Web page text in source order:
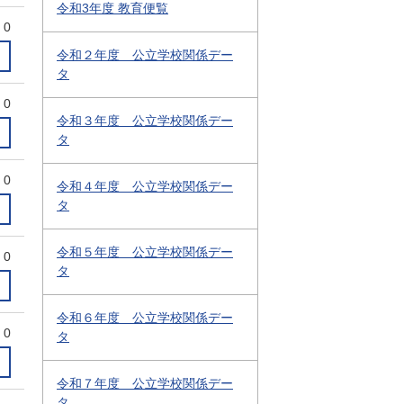
0
0
0
0
0
令和3年度 教育便覧
令和２年度 公立学校関係デー
タ
令和３年度 公立学校関係デー
タ
令和４年度 公立学校関係デー
タ
令和５年度 公立学校関係デー
タ
令和６年度 公立学校関係デー
タ
令和７年度 公立学校関係デー